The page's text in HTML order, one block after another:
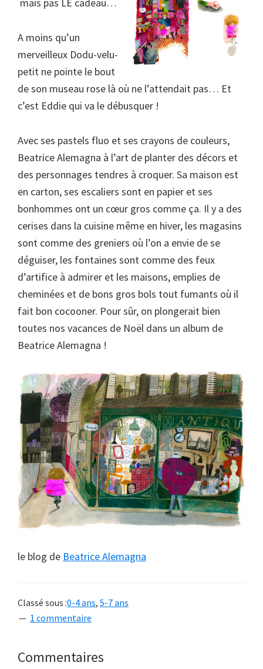
mais pas LE cadeau…
A moins qu’un
merveilleux Dodu-velu-
petit ne pointe le bout
de son museau rose là où ne l’attendait pas… Et
c’est Eddie qui va le débusquer !
Avec ses pastels fluo et ses crayons de couleurs,
Beatrice Alemagna à l’art de planter des décors et
des personnages tendres à croquer. Sa maison est
en carton, ses escaliers sont en papier et ses
bonhommes ont un cœur gros comme ça. Il y a des
cerises dans la cuisine même en hiver, les magasins
sont comme des greniers où l’on a envie de se
déguiser, les fontaines sont comme des feux
d’artifice à admirer et les maisons, emplies de
cheminées et de bons gros bols tout fumants où il
fait bon cocooner. Pour sûr, on plongerait bien
toutes nos vacances de Noël dans un album de
Beatrice Alemagna !
le blog de Beatrice Alemagna
Classé sous :0-4 ans, 5-7 ans
1 commentaire
Interactions
Commentaires